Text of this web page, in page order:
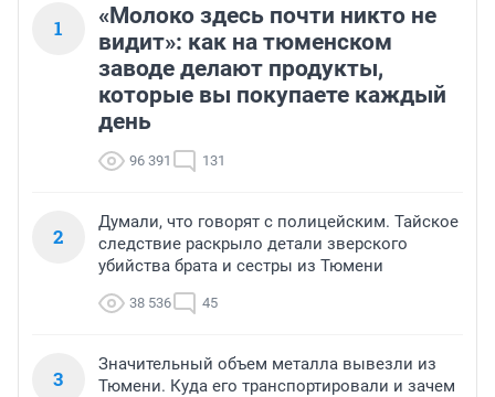
1
«Молоко здесь почти никто не
видит»: как на тюменском
заводе делают продукты,
которые вы покупаете каждый
день
96 391 131
2
Думали, что говорят с полицейским. Тайское
следствие раскрыло детали зверского
убийства брата и сестры из Тюмени
38 536 45
3
Значительный объем металла вывезли из
Тюмени. Куда его транспортировали и зачем